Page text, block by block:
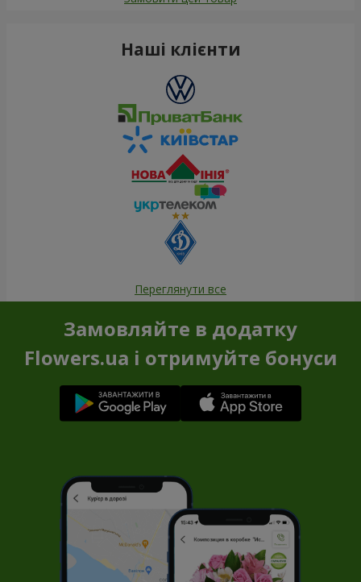
Наші клієнти
Переглянути все
Замовляйте в додатку
Flowers.ua і отримуйте бонуси